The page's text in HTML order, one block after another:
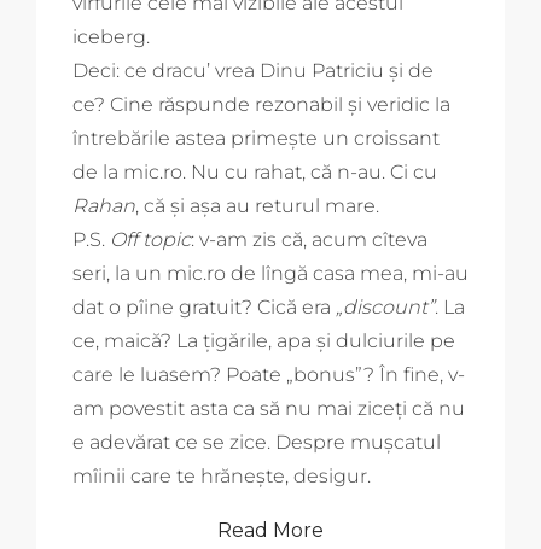
iceberg.
Deci: ce dracu’ vrea Dinu Patriciu și de
ce? Cine răspunde rezonabil și veridic la
întrebările astea primește un croissant
de la mic.ro. Nu cu rahat, că n-au. Ci cu
Rahan, că și așa au returul mare.
P.S. Off topic: v-am zis că, acum cîteva
seri, la un mic.ro de lîngă casa mea, mi-au
dat o pîine gratuit? Cică era „discount”. La
ce, maică? La țigările, apa și dulciurile pe
care le luasem? Poate „bonus”? În fine, v-
am povestit asta ca să nu mai ziceți că nu
e adevărat ce se zice. Despre mușcatul
mîinii care te hrănește, desigur.
Read More